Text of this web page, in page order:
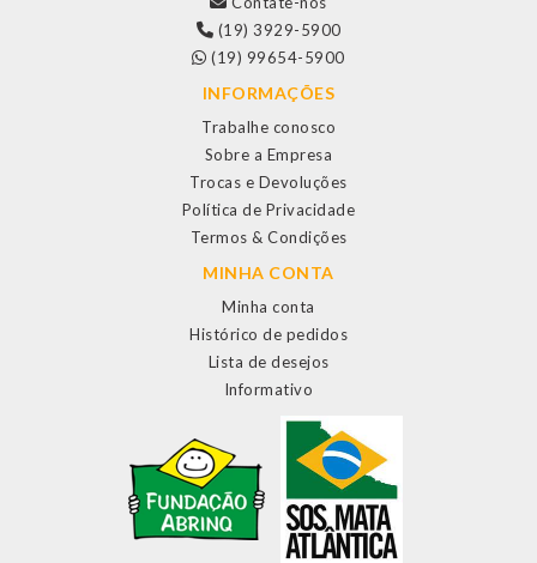
(19) 3929-5900
(19) 99654-5900
INFORMAÇÕES
Trabalhe conosco
Sobre a Empresa
Trocas e Devoluções
Política de Privacidade
Termos & Condições
MINHA CONTA
Minha conta
Histórico de pedidos
Lista de desejos
Informativo